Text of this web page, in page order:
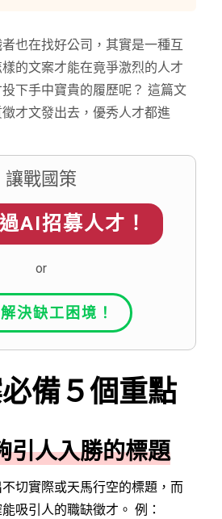
也在找好公司，其實是一種互
的文案才能在竟爭激烈的人才
下手中寶貴的履歷呢？ 這篇文
才文發出去，優秀人才都進
讓戰國策
AI招募人才！
or
決缺工困境！
備５個重點
引人入勝的標題
切實際或天馬行空的標題，而
吸引人的職缺徵才。 例：